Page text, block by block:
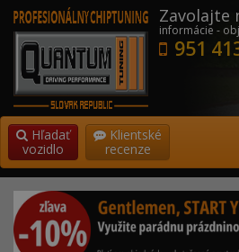
Zavolajte
informácie -
951
Hľadať
vozidlo
Klientské
recenze